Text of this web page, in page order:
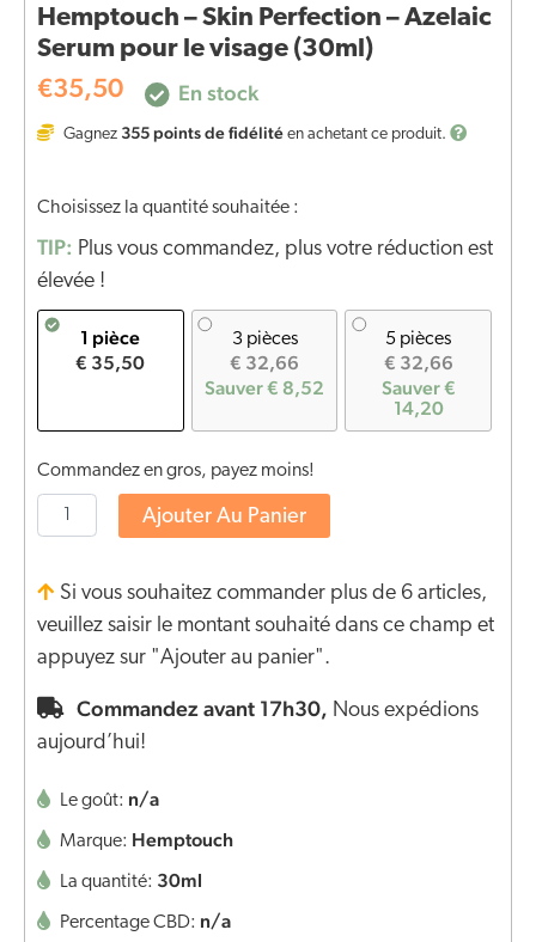
Hemptouch – Skin Perfection – Azelaic
Serum pour le visage (30ml)
€35,50 En stock
Gagnez 355points de fidélité en achetant ce produit.
Choisissez la quantité souhaitée :
TIP: Plus vous commandez, plus votre réduction est
élevée !
1 pièce
€ 35,50
3 pièces
€ 32,66
Sauver € 8,52
5 pièces
€ 32,66
Sauver €
14,20
Commandez en gros, payez moins!
Ajouter Au Panier
Si vous souhaitez commander plus de 6 articles,
veuillez saisir le montant souhaité dans ce champ et
appuyez sur "Ajouter au panier".
Commandez avant 17h30, Nous expédions
aujourd’hui!
Le goût: n/a
Marque: Hemptouch
La quantité: 30ml
Percentage CBD: n/a